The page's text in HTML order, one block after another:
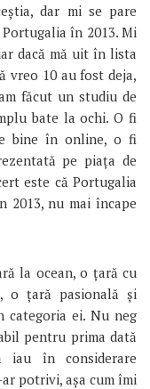
dar mi se pare
în 2013. Mi
dacă mă uit în lista
vreo 10 au fost deja,
făcut un studiu de
bate la ochi. O fi
bine în online, o fi
pe piața de
este că Portugalia
2013, nu mai încape
la ocean, o țară cu
o țară pasională și
categoria ei. Nu neg
pentru prima dată
în considerare
potrivi, așa cum îmi